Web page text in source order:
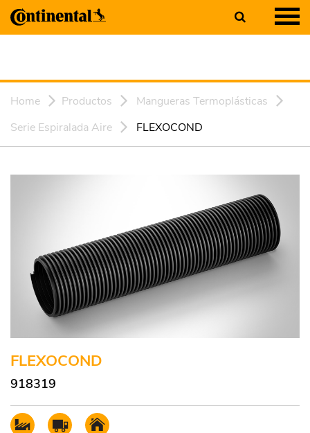
Home Productos
Mangueras Termoplásticas
Serie Espiralada Aire
FLEXOCOND
FLEXOCOND
918319